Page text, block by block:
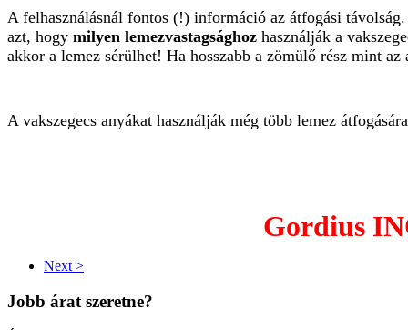
A felhasználásnál fontos (!) információ az átfogási
azt, hogy milyen lemezvastagsághoz használják a
akkor a lemez sérülhet! Ha hosszabb a zömülő rész mint
A vakszegecs anyákat használják még több lemez
Gordius
Next >
Jobb árat szeretne?